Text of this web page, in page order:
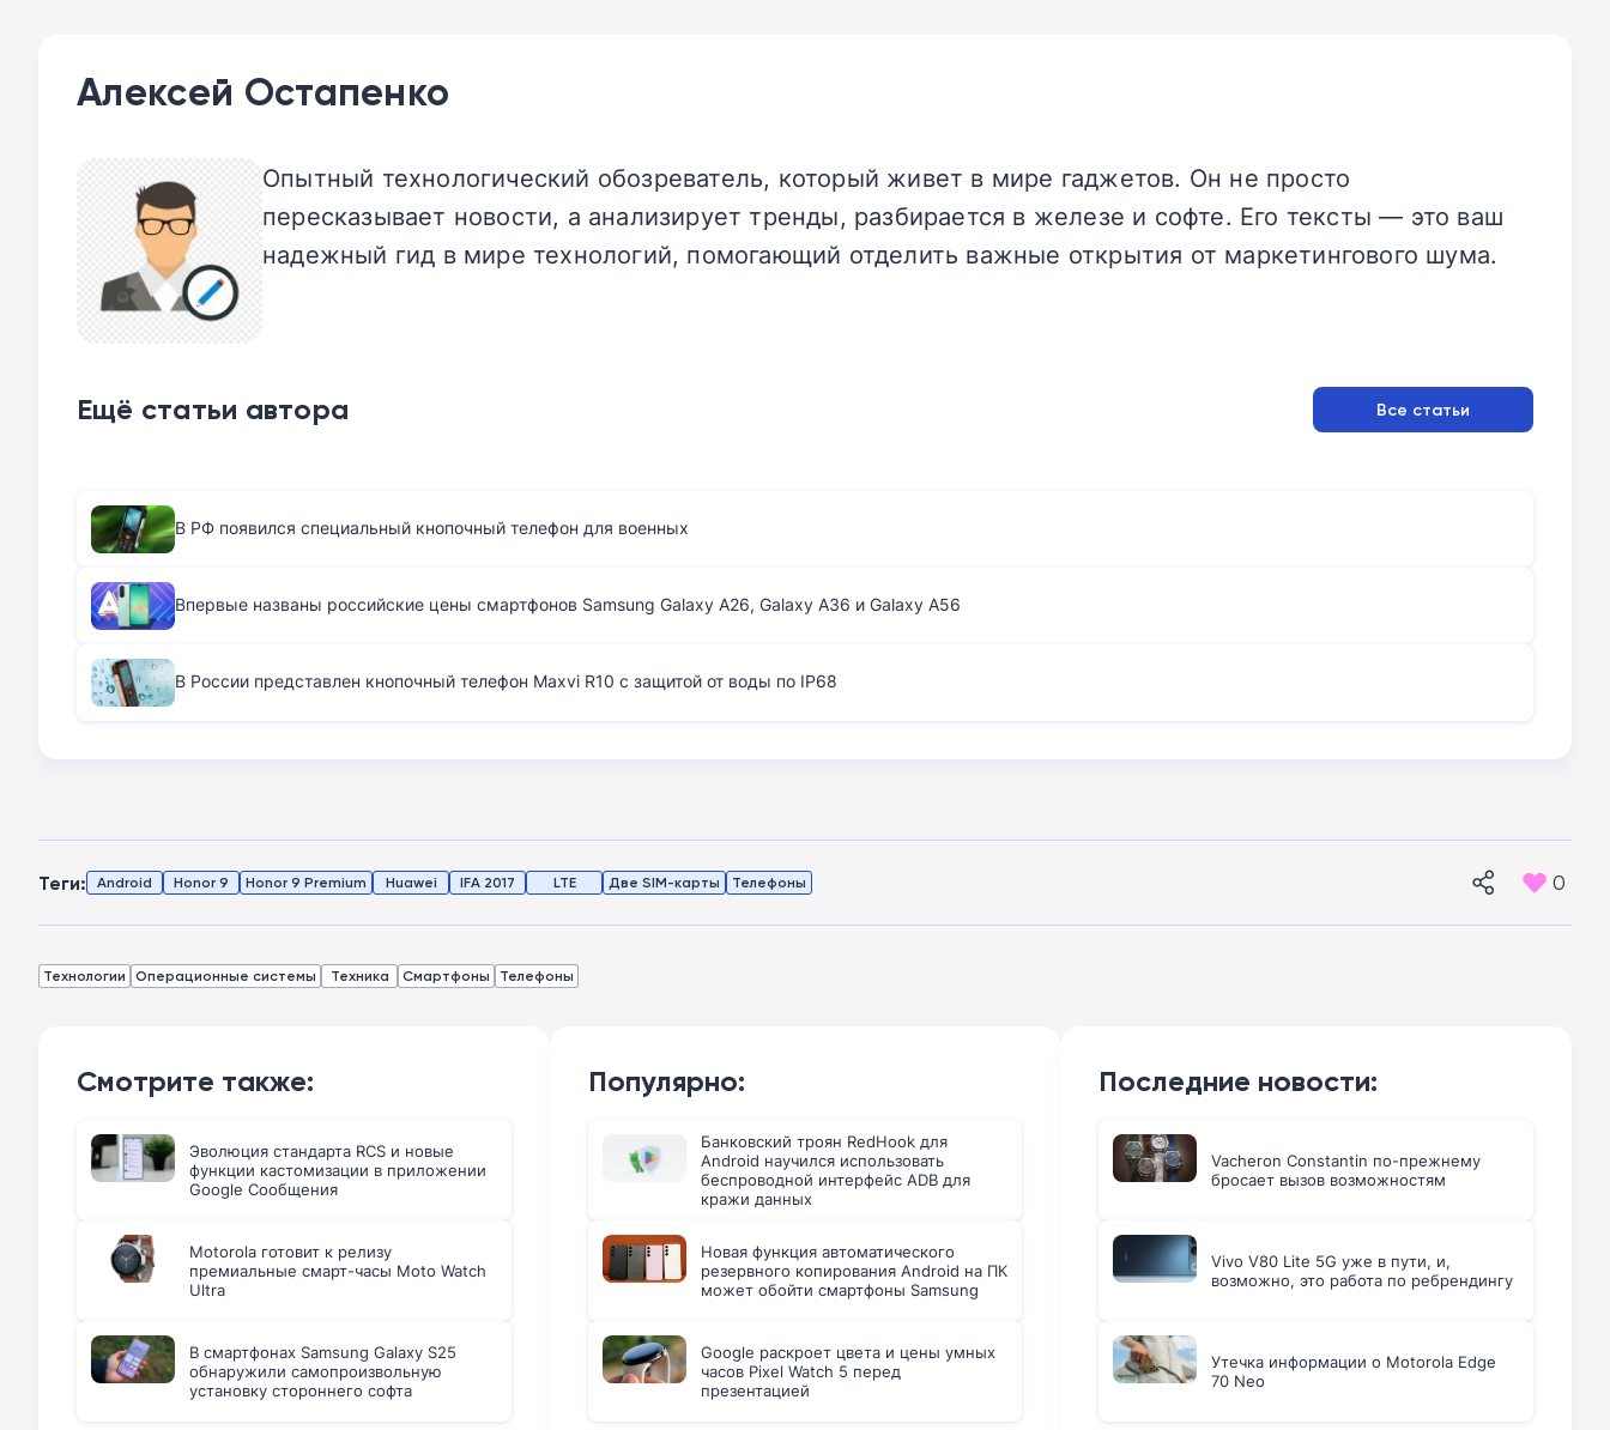
Алексей Остапенко
Опытный технологический обозреватель, который живет в мире гаджетов. Он не просто
пересказывает новости, а анализирует тренды, разбирается в железе и софте. Его тексты — это ваш
надежный гид в мире технологий, помогающий отделить важные открытия от маркетингового шума.
Ещё статьи автора Все статьи
В РФ появился специальный кнопочный телефон для военных
Впервые названы российские цены смартфонов Samsung Galaxy A26, Galaxy A36 и Galaxy A56
В России представлен кнопочный телефон Maxvi R10 с защитой от воды по IP68
Теги: Android Honor 9 Honor 9 Premium Huawei IFA 2017 LTE Две SIM-карты Телефоны 0
Технологии Операционные системы Техника Смартфоны Телефоны
Смотрите также:
Эволюция стандарта RCS и новые
функции кастомизации в приложении
Google Сообщения
Motorola готовит к релизу
премиальные смарт-часы Moto Watch
Ultra
В смартфонах Samsung Galaxy S25
обнаружили самопроизвольную
установку стороннего софта
Популярно:
Банковский троян RedHook для
Android научился использовать
беспроводной интерфейс ADB для
кражи данных
Новая функция автоматического
резервного копирования Android на ПК
может обойти смартфоны Samsung
Google раскроет цвета и цены умных
часов Pixel Watch 5 перед
презентацией
Последние новости:
Vacheron Constantin по-прежнему
бросает вызов возможностям
Vivo V80 Lite 5G уже в пути, и,
возможно, это работа по ребрендингу
Утечка информации о Motorola Edge
70 Neo